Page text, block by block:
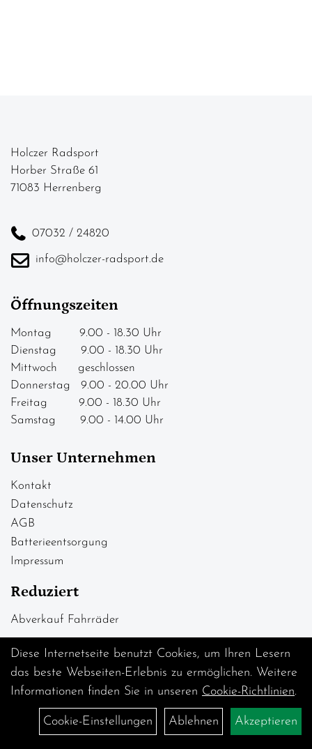
Holczer Radsport
Horber Straße 61
71083 Herrenberg
07032 / 24820
info@holczer-radsport.de
Öffnungszeiten
Montag 9.00 - 18.30 Uhr
Dienstag 9.00 - 18.30 Uhr
Mittwoch geschlossen
Donnerstag 9.00 - 20.00 Uhr
Freitag 9.00 - 18.30 Uhr
Samstag 9.00 - 14.00 Uhr
Unser Unternehmen
Kontakt
Datenschutz
AGB
Batterieentsorgung
Impressum
Reduziert
Abverkauf Fahrräder
Diese Internetseite benutzt Cookies, um Ihren Lesern
das beste Webseiten-Erlebnis zu ermöglichen. Weitere
Informationen finden Sie in unseren Cookie-Richtlinien.
Cookie-Einstellungen Ablehnen Akzeptieren